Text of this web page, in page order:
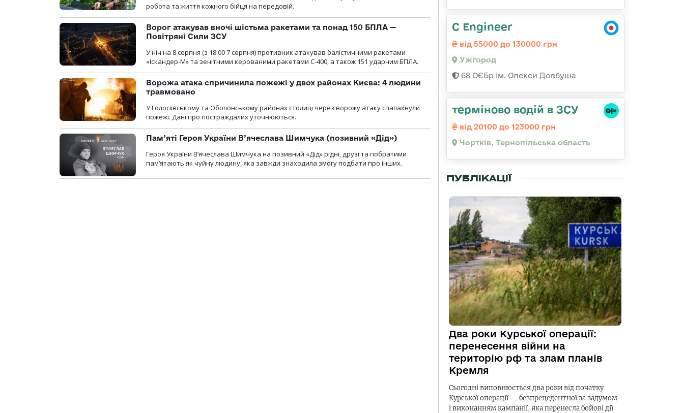
робота та життя кожного бійця на передовій.
Ворог атакував вночі шістьма ракетами та понад 150 БПЛА —
Повітряні Сили ЗСУ
У ніч на 8 серпня (з 18:00 7 серпня) противник атакував балістичними ракетами
«Іскандер-М» та зенітними керованими ракетами С-400, а також 151 ударним БПЛА.
Ворожа атака спричинила пожежі у двох районах Києва: 4 людини
травмовано
У Голосіївському та Оболонському районах столиці через ворожу атаку спалахнули
пожежі. Дані про постраждалих уточнюються.
Пам’яті Героя України В’ячеслава Шимчука (позивний «Дід»)
Героя України В’ячеслава Шимчука на позивний «Дід» рідні, друзі та побратими
пам’ятають як чуйну людину, яка завжди знаходила змогу подбати про інших.
C Engineer
від 55000 до 130000 грн
Ужгород
68 ОЄБр ім. Олекси Довбуша
терміново водій в ЗСУ
від 20100 до 123000 грн
Чортків, Тернопільська область
ПУБЛІКАЦІЇ
Два роки Курської операції:
перенесення війни на
територію рф та злам планів
Кремля
Сьогодні виповнюється два роки від початку
Курської операції — безпрецедентної за задумом
і виконанням кампанії, яка перенесла бойові дії